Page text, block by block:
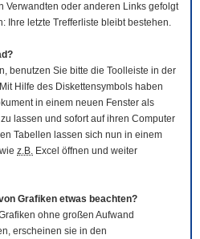
Verwandten oder anderen Links gefolgt
Ihre letzte Trefferliste bleibt bestehen.
?
benutzen Sie bitte die Tool leiste in der
Hilfe des Diskettensymbols haben
in einem neuen Fenster als
lassen und sofort auf ihren Computer
Tabellen lassen sich nun in einem
z.B. Excel öffnen und weiter
Grafiken etwas beachten?
ohne großen Aufwand
erscheinen sie in den